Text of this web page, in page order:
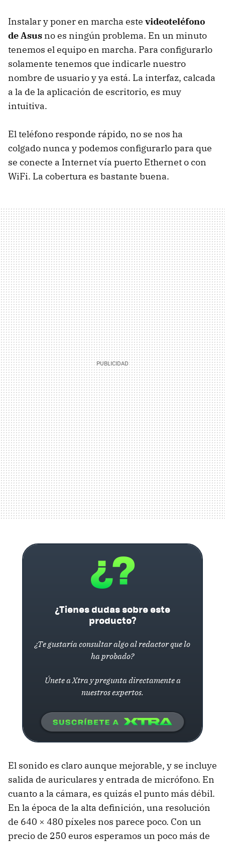
Instalar y poner en marcha este videoteléfono
de Asus no es ningún problema. En un minuto
tenemos el equipo en marcha. Para configurarlo
solamente tenemos que indicarle nuestro
nombre de usuario y ya está. La interfaz, calcada
a la de la aplicación de escritorio, es muy
intuitiva.
El teléfono responde rápido, no se nos ha
colgado nunca y podemos configurarlo para que
se conecte a Internet vía puerto Ethernet o con
WiFi. La cobertura es bastante buena.
¿Tienes dudas sobre este
producto?
¿Te gustaría consultar algo al redactor que lo
ha probado?
Únete a Xtra y pregunta directamente a
nuestros expertos.
El sonido es claro aunque mejorable, y se incluye
salida de auriculares y entrada de micrófono. En
cuanto a la cámara, es quizás el punto más débil.
En la época de la alta definición, una resolución
de 640 × 480 píxeles nos parece poco. Con un
precio de 250 euros esperamos un poco más de